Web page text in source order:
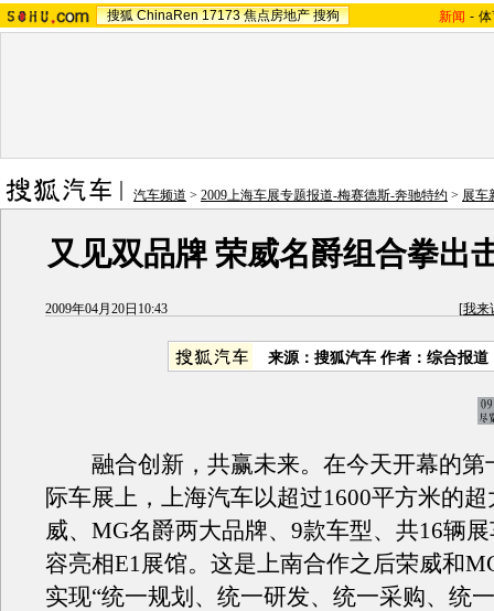
搜狐 ChinaRen 17173 焦点房地产 搜狗 新闻 -
汽车频道 > 2009上海车展专题报道-梅赛德斯-奔驰特约 > 展车
又见双品牌 荣威名爵组合拳出
2009年04月20日10:43 [我来
来源：搜狐汽车 作者：综合报道
融合创新，共赢未来。在今天开幕的第
际车展上，上海汽车以超过1600平方米的
威、MG名爵两大品牌、9款车型、共16辆
容亮相E1展馆。这是上南合作之后荣威和
实现“统一规划、统一研发、统一采购、统